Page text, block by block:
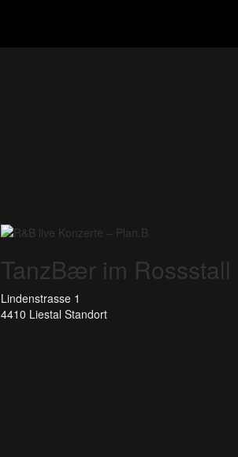
TanzBær im Rossstall
Lindenstrasse 1
4410 Liestal Standort